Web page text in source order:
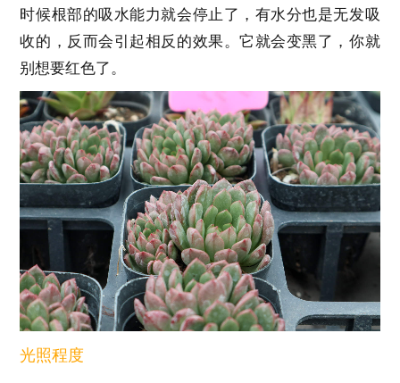
时候根部的吸水能力就会停止了，有水分也是无发吸
收的，反而会引起相反的效果。它就会变黑了，你就
别想要红色了。
光照程度